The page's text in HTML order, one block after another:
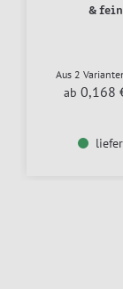
&
Aus 2
ab 0,168